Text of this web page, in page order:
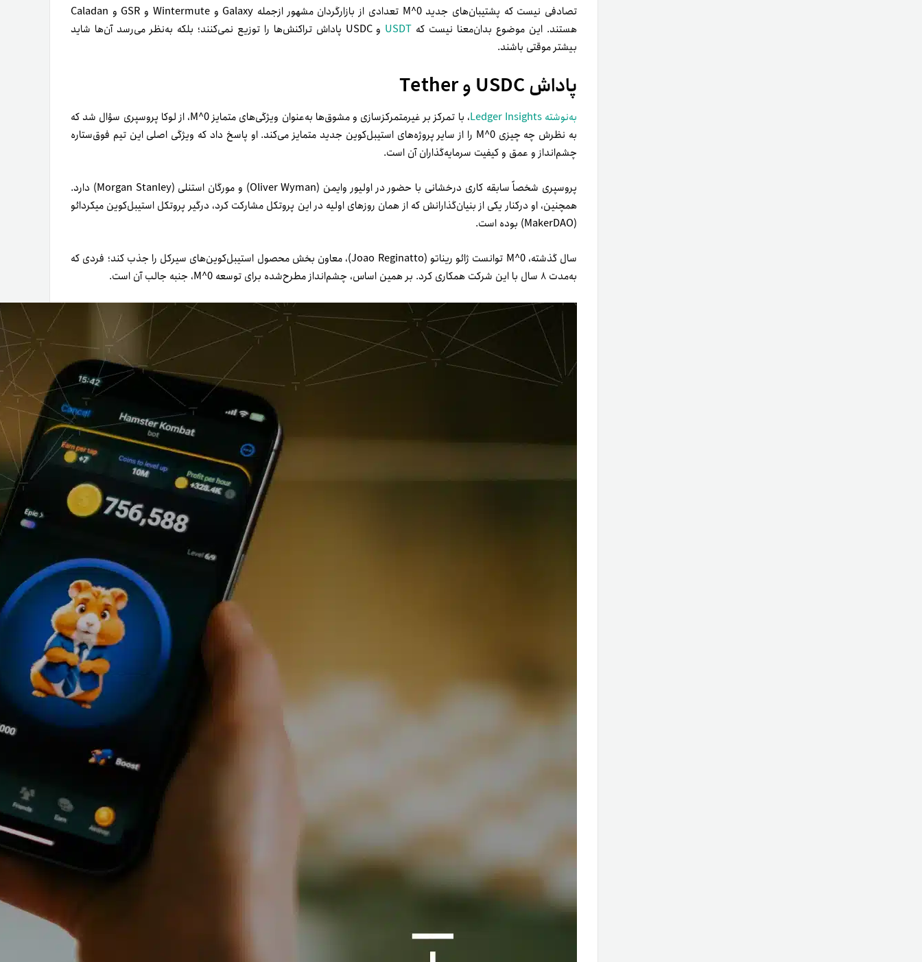
تصادفی نیست که پشتیبان‌های جدید M^0 تعدادی از بازارگردان مشهور ازجمله Galaxy و Wintermute و GSR و Caladan
هستند. این موضوع بدان‌معنا نیست که USDT
و USDC پاداش‌ تراکنش‌ها را توزیع نمی‌کنند؛ بلکه به‌نظر می‌رسد آن‌ها شاید
بیشتر موقتی باشند.
پاداش USDC و Tether
به‌نوشته Ledger Insights
، با تمرکز بر غیرمتمرکزسازی و مشوق‌ها به‌عنوان ویژگی‌های متمایز M^0، از لوکا پروسپری سؤال شد که
به نظرش چه چیزی M^0 را از سایر پروژه‌های استیبل‌کوین جدید متمایز می‌کند. او پاسخ داد که ویژگی اصلی این تیم فوق‌ستاره
چشم‌انداز و عمق و کیفیت سرمایه‌گذاران آن است.
پروسپری شخصاً سابقه کاری درخشانی با حضور در اولیور وایمن (Oliver Wyman) و مورگان استنلی (Morgan Stanley) دارد.
همچنین، او در‌کنار یکی از بنیان‌گذارانش که از همان روزهای اولیه در این پروتکل مشارکت کرد، درگیر پروتکل استیبل‌کوین میکردائو
(MakerDAO) بوده است.
سال گذشته، M^0 توانست ژائو ریناتو (Joao Reginatto)، معاون بخش محصول استیبل‌کوین‌های سیرکل را جذب کند؛ فردی که
به‌مدت ۸ سال با این شرکت همکاری کرد. بر همین اساس، چشم‌انداز مطرح‌شده برای توسعه M^0، جنبه جالب‌ آن است.